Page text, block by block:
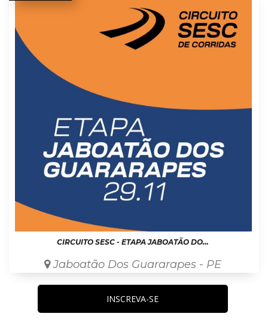
CIRCUITO SESC - ETAPA JABOATÃO DOS GUARARAPES
Jaboatão Dos Guararapes - PE
INSCREVA-SE